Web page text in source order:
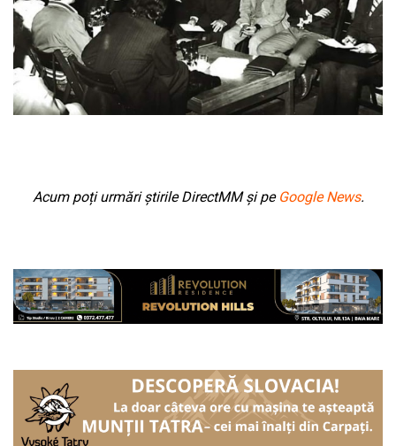
Acum poți urmări știrile DirectMM și pe Google News.